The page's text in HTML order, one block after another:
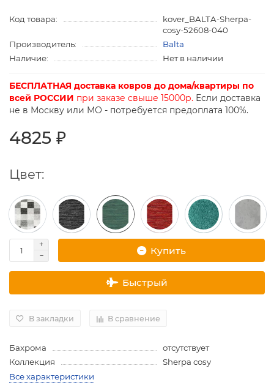
Код товара:
kover_BALTA-Sherpa-
cosy-52608-040
Производитель:
Balta
Наличие:
Нет в наличии
БЕСПЛАТНАЯ доставка ковров до дома/квартиры по
всей РОССИИ при заказе свыше 15000р. Если доставка
не в Москву или МО - потребуется предоплата 100%.
4825 ₽
Цвет:
Купить
Быстрый
В закладки В сравнение
Бахрома
отсутствует
Коллекция
Sherpa cosy
Все характеристики